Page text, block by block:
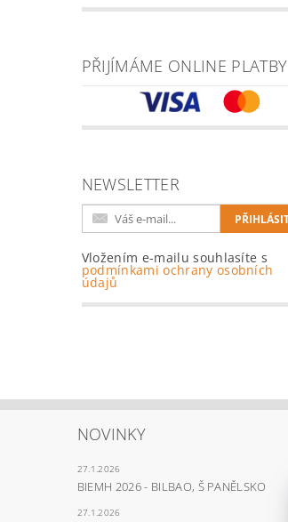
PŘIJÍMÁME ONLINE PLATBY
NEWSLETTER
Vložením e-mailu souhlasíte s
podmínkami ochrany osobních
údajů
NOVINKY
27.1.2026
BIEMH 2026 - BILBAO, Š PANĚLSKO
27.1.2026